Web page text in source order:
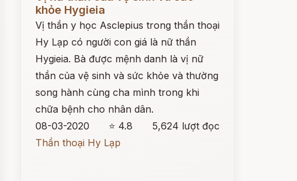
khỏe Hygieia
Vị thần y học Asclepius trong thần thoại
Hy Lạp có người con giá là nữ thần
Hygieia. Bà được mệnh danh là vị nữ
thần của vệ sinh và sức khỏe và thường
song hành cùng cha mình trong khi
chữa bệnh cho nhân dân.
08-03-2020
⭐ 4.8
5,624 lượt đọc
Thần thoại Hy Lạp